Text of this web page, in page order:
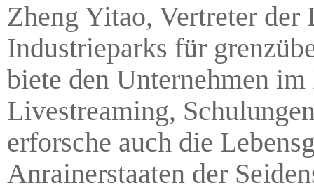
Zheng Yitao, Vertreter
Industrieparks für
biete den Unternehmen
Livestreaming,
erforsche auch die
Anrainerstaaten der